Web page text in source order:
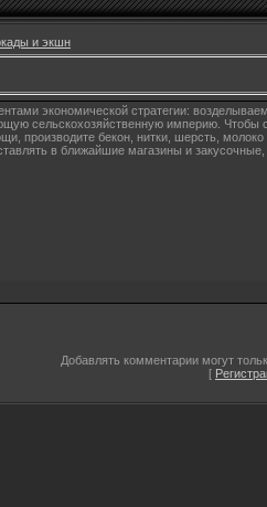
и экшн
экономической стратегии:
сельскохозяйственную империю. Чтобы
производите бекон, нитки, шерсть,
в ближайшие магазины и
Добавлять комментарии могут
[